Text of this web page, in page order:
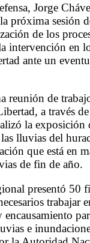
Jorge
próxima sesión
de los
intervención en
ante un
reunión de
a través
la exposición
lluvias del
que está en
de fin de año.
presentó 50
trabajar
encausamiento
e